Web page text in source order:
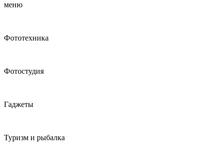
меню
Фототехника
Фотостудия
Гаджеты
Туризм и рыбалка